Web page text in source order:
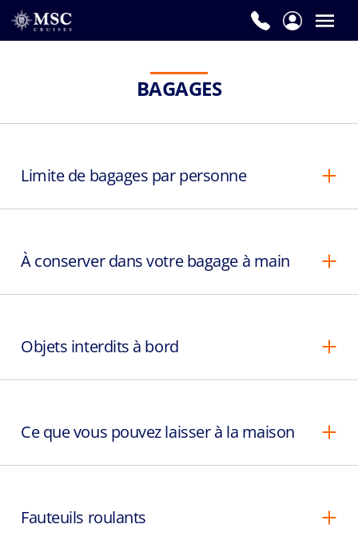
BAGAGES
Limite de bagages par personne
À conserver dans votre bagage à main
Objets interdits à bord
Ce que vous pouvez laisser à la maison
Fauteuils roulants